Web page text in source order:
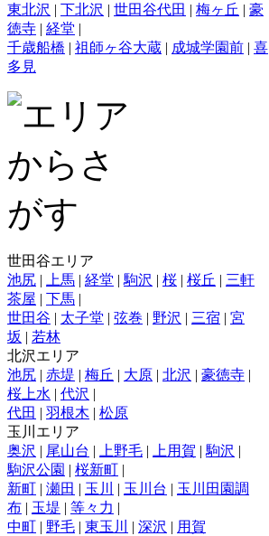
東北沢 | 下北沢 | 世田谷代田 | 梅ヶ丘 | 豪
徳寺 | 経堂 |
千歳船橋 | 祖師ヶ谷大蔵 | 成城学園前 | 喜
多見
世田谷エリア
池尻 | 上馬 | 経堂 | 駒沢 | 桜 | 桜丘 | 三軒
茶屋 | 下馬 |
世田谷 | 太子堂 | 弦巻 | 野沢 | 三宿 | 宮
坂 | 若林
北沢エリア
池尻 | 赤堤 | 梅丘 | 大原 | 北沢 | 豪徳寺 |
桜上水 | 代沢 |
代田 | 羽根木 | 松原
玉川エリア
奥沢 | 尾山台 | 上野毛 | 上用賀 | 駒沢 |
駒沢公園 | 桜新町 |
新町 | 瀬田 | 玉川 | 玉川台 | 玉川田園調
布 | 玉堤 | 等々力 |
中町 | 野毛 | 東玉川 | 深沢 | 用賀